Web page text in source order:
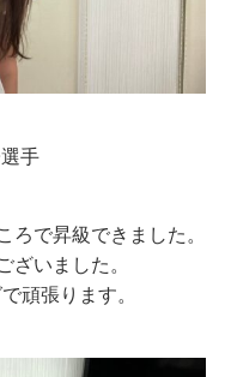
手
ろで昇級できました。
いました。
頑張ります。